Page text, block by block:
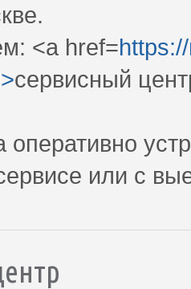
<a href=
сервисный
или с